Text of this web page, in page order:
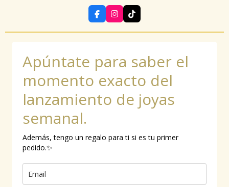
F
a
c
o
k
I
n
s
r
m
T
i
k
Apúntate para saber el
momento exacto del
lanzamiento de joyas
semanal.
Además, tengo un regalo para ti si es tu primer
pedido.✨